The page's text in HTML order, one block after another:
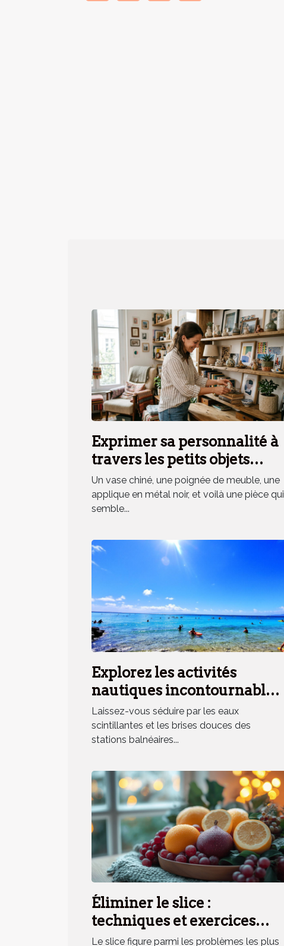
Exprimer sa personnalité à
travers les petits objets
déco, mythe ou réalité ?
Un vase chiné, une poignée de meuble, une
applique en métal noir, et voilà une pièce qui
semble...
Explorez les activités
nautiques incontournables
en station balnéaire
méridionale
Laissez-vous séduire par les eaux
scintillantes et les brises douces des
stations balnéaires...
Éliminer le slice :
techniques et exercices
pratiques
Le slice figure parmi les problèmes les plus